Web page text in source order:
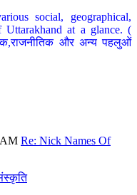
social, geographical,
Uttarakhand at a glance. (
और अन्य पहलुओं
AM Re: Nick Names Of